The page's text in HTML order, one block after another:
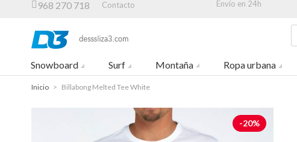
968 270 718 Contacto Envío en 24h
Snowboard Surf Montaña Ropa urbana
Inicio > Billabong Melted Tee White
-20%